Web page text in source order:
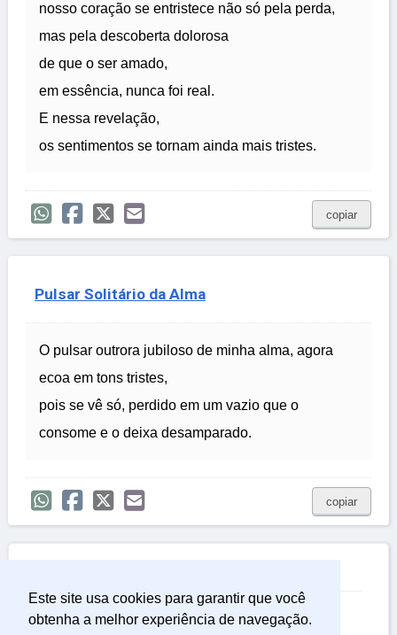
Este site usa cookies para garantir que você
obtenha a melhor experiência de navegação.
nosso coração se entristece não só pela perda,
mas pela descoberta dolorosa
de que o ser amado,
em essência, nunca foi real.
E nessa revelação,
os sentimentos se tornam ainda mais tristes.
copiar
Pulsar Solitário da Alma
O pulsar outrora jubiloso de minha alma, agora
ecoa em tons tristes,
pois se vê só, perdido em um vazio que o
consome e o deixa desamparado.
copiar
Frases Tristes